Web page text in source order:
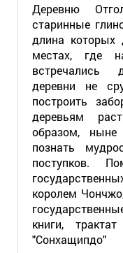
Деревню
старинные
длина которых
местах, где
встречались
деревни не
построить
деревьям
образом,
познать
поступков.
королем
книги,